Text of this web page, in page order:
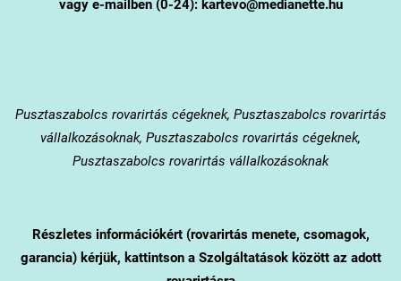
vagy e-mailben (0-24): kartevo@medianette.hu
Pusztaszabolcs rovarirtás cégeknek, Pusztaszabolcs rovarirtás
vállalkozásoknak, Pusztaszabolcs rovarirtás cégeknek,
Pusztaszabolcs rovarirtás vállalkozásoknak
Részletes információkért (rovarirtás menete, csomagok,
garancia) kérjük, kattintson a Szolgáltatások között az adott